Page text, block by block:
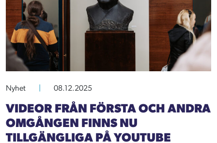
Nyhet 08.12.2025
VIDEOR FRÅN FÖRSTA OCH ANDRA
OMGÅNGEN FINNS NU
TILLGÄNGLIGA PÅ YOUTUBE